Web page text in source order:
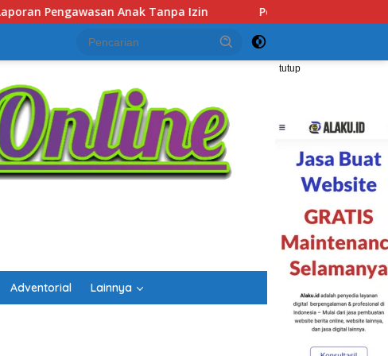
Polsek Lubuk Baja Amankan Dua Tersangka Beserta 74
tutup
Adventorial Lainnya